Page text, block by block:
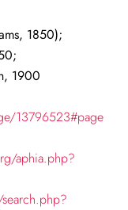
1850);
1900
13796523#page
aphia.php?